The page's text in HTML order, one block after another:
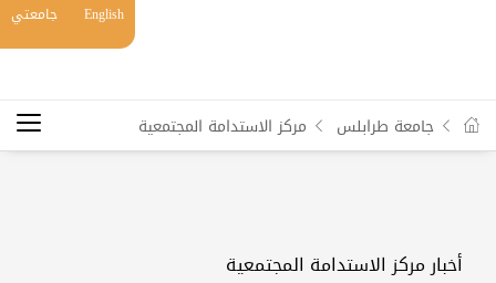
English جامعتي
جامعة طرابلس مركز الاستدامة المجتمعية
أخبار مركز الاستدامة المجتمعية